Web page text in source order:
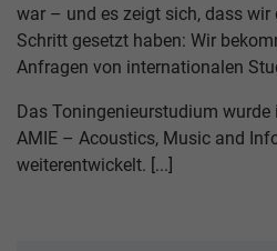
war – und es zeigt sich, dass
Schritt gesetzt haben: Wir
Anfragen von internationalen
Das Toningenieurstudium
AMIE – Acoustics, Music and
weiterentwickelt. [...]